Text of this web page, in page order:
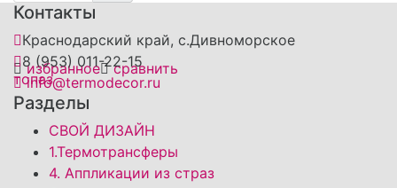
избранное сравнить
Контакты
Краснодарский край, с.Дивноморское
8 (953) 011-22-15
info@termodecor.ru
Разделы
СВОЙ ДИЗАЙН
1.Термотрансферы
4. Аппликации из страз